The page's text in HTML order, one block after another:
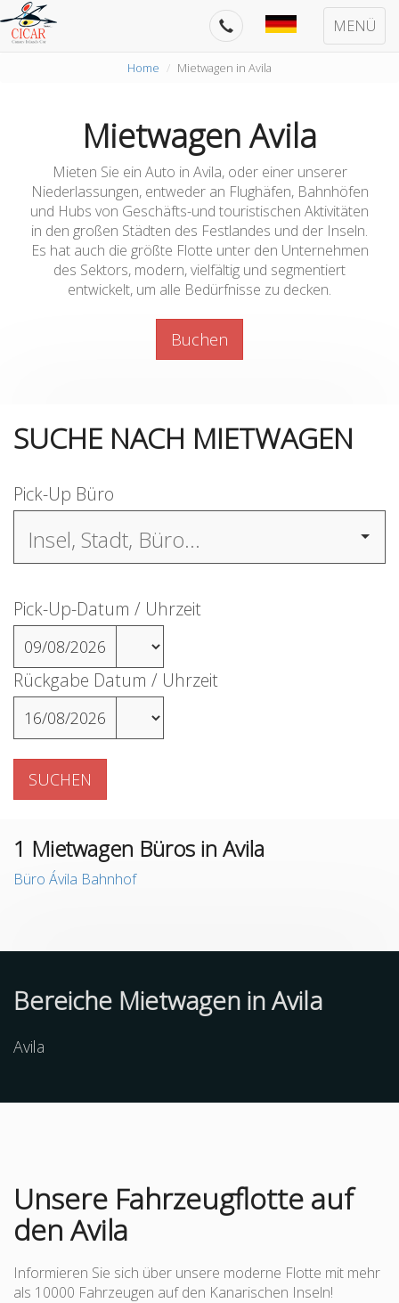
MENÜ
Home Mietwagen in Avila
Mietwagen Avila
Mieten Sie ein Auto in Avila, oder einer unserer
Niederlassungen, entweder an Flughäfen, Bahnhöfen
und Hubs von Geschäfts-und touristischen Aktivitäten
in den großen Städten des Festlandes und der Inseln.
Es hat auch die größte Flotte unter den Unternehmen
des Sektors, modern, vielfältig und segmentiert
entwickelt, um alle Bedürfnisse zu decken.
Buchen
SUCHE NACH MIETWAGEN
Pick-Up Büro
Pick-Up-Datum / Uhrzeit
09/08/2026
Rückgabe Datum / Uhrzeit
16/08/2026
SUCHEN
1 Mietwagen Büros in Avila
Büro Ávila Bahnhof
Bereiche Mietwagen in Avila
Avila
Unsere Fahrzeugflotte auf
den Avila
Informieren Sie sich über unsere moderne Flotte mit mehr
als 10000 Fahrzeugen auf den Kanarischen Inseln!